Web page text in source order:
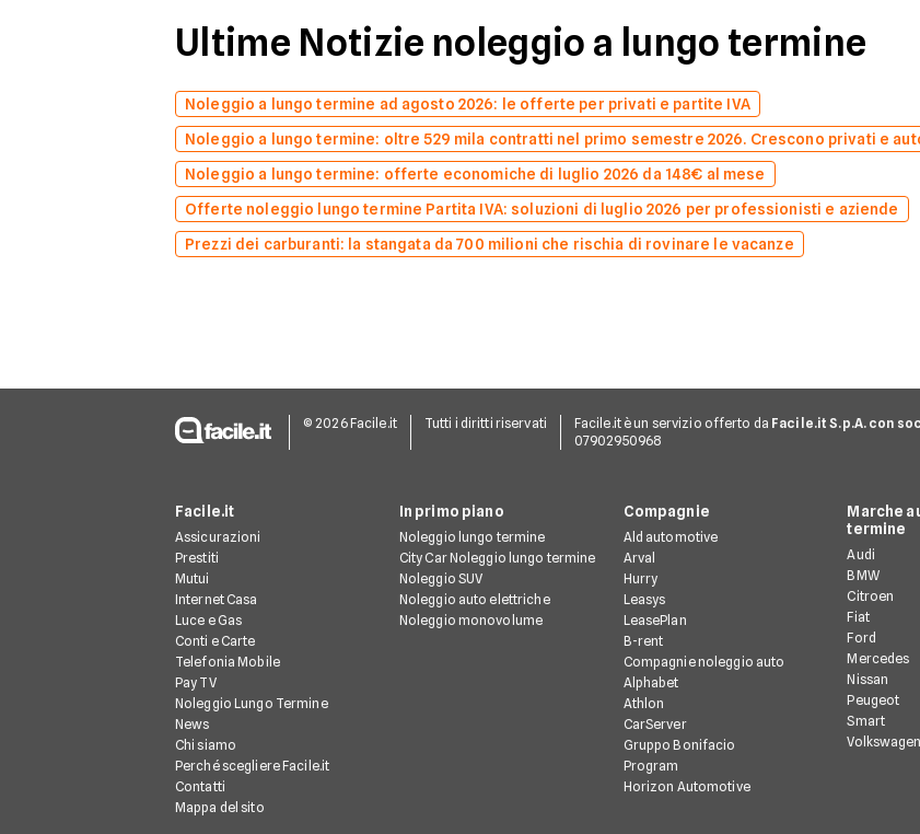
Ultime Notizie noleggio a lungo termine
Noleggio a lungo termine ad agosto 2026: le offerte per privati e partite IVA
Noleggio a lungo termine: oltre 529 mila contratti nel primo semestre 2026. Crescono privati e
Noleggio a lungo termine: offerte economiche di luglio 2026 da 148€ al mese
Offerte noleggio lungo termine Partita IVA: soluzioni di luglio 2026 per professionisti e aziende
Prezzi dei carburanti: la stangata da 700 milioni che rischia di rovinare le vacanze
© 2026 Facile.it Tutti i diritti riservati Facile.it è un servizio offerto da Facile.it S.p.A. con
07902950968
Facile.it
Assicurazioni
Prestiti
Mutui
Internet Casa
Luce e Gas
Conti e Carte
Telefonia Mobile
Pay TV
Noleggio Lungo Termine
News
Chi siamo
Perché scegliere Facile.it
Contatti
Mappa del sito
In primo piano
Noleggio lungo termine
City Car Noleggio lungo termine
Noleggio SUV
Noleggio auto elettriche
Noleggio monovolume
Compagnie
Ald automotive
Arval
Hurry
Leasys
LeasePlan
B-rent
Compagnie noleggio auto
Alphabet
Athlon
CarServer
Gruppo Bonifacio
Program
Horizon Automotive
Marche
termine
Audi
BMW
Citroen
Fiat
Ford
Mercedes
Nissan
Peugeot
Smart
Volkswagen